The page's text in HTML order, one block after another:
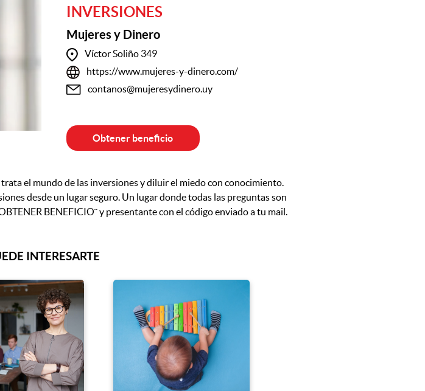
INVERSIONES
Mujeres y Dinero
Víctor Soliño 349
https://www.mujeres-y-dinero.com/
contanos@mujeresydinero.uy
Obtener beneficio
el mundo de las inversiones y diluir el miedo con conocimiento.
desde un lugar seguro. Un lugar donde todas las preguntas son
BENEFICIO¨ y presentante con el código enviado a tu mail.
INTERESARTE